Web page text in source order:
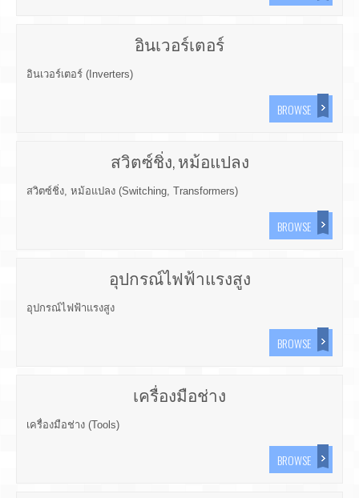
อินเวอร์เตอร์
อินเวอร์เตอร์ (Inverters)
BROWSE
สวิตซ์ชิ่ง, หม้อแปลง
สวิตซ์ชิ่ง, หม้อแปลง (Switching, Transformers)
BROWSE
อุปกรณ์ไฟฟ้าแรงสูง
อุปกรณ์ไฟฟ้าแรงสูง
BROWSE
เครื่องมือช่าง
เครื่องมือช่าง (Tools)
BROWSE